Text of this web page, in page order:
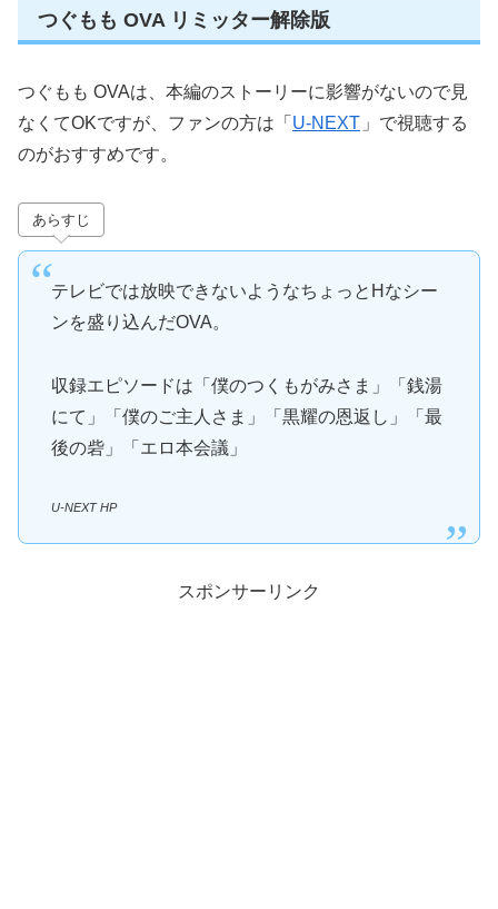
つぐもも OVA リミッター解除版
つぐもも OVAは、本編のストーリーに影響がないので見
なくてOKですが、ファンの方は「 U-NEXT 」で視聴する
のがおすすめです。
あらすじ
テレビでは放映できないようなちょっとHなシー
ンを盛り込んだOVA。
収録エピソードは「僕のつくもがみさま」「銭湯
にて」「僕のご主人さま」「黒耀の恩返し」「最
後の砦」「エロ本会議」
U-NEXT HP
スポンサーリンク